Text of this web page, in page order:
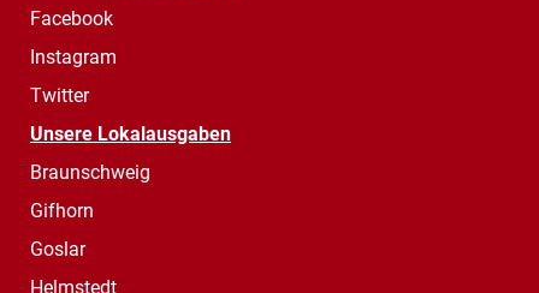
Facebook
Instagram
Twitter
Unsere Lokalausgaben
Braunschweig
Gifhorn
Goslar
Helmstedt